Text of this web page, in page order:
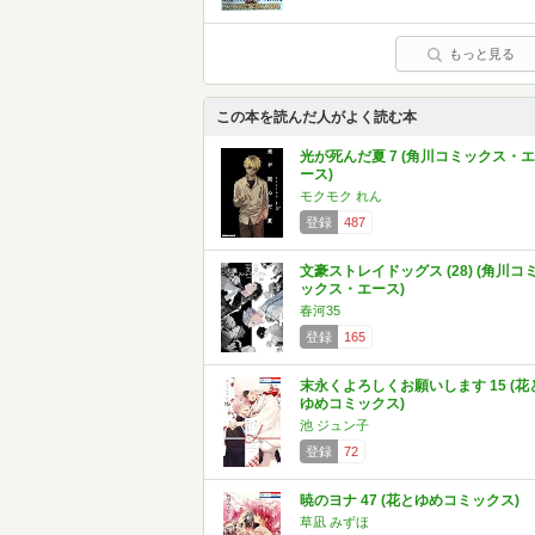
もっと見る
この本を読んだ人がよく読む本
光が死んだ夏 7 (角川コミックス・エ
ース)
モクモク れん
登録
487
文豪ストレイドッグス (28) (角川コ
ックス・エース)
春河35
登録
165
末永くよろしくお願いします 15 (花
ゆめコミックス)
池 ジュン子
登録
72
暁のヨナ 47 (花とゆめコミックス)
草凪 みずほ